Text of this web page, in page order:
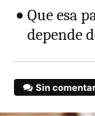
Que esa
depende
Sin